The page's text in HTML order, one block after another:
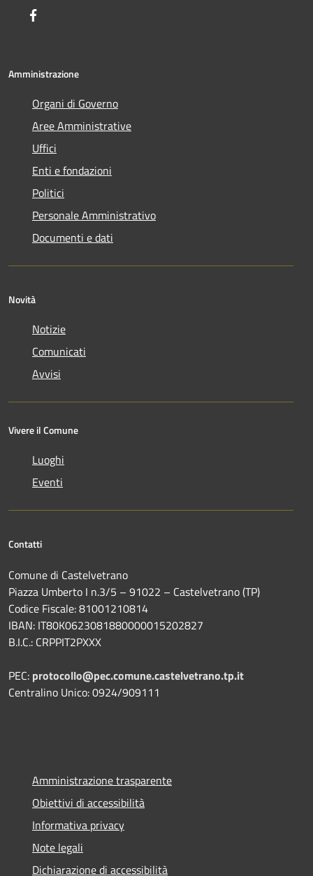
Amministrazione
Organi di Governo
Aree Amministrative
Uffici
Enti e fondazioni
Politici
Personale Amministrativo
Documenti e dati
Novità
Notizie
Comunicati
Avvisi
Vivere il Comune
Luoghi
Eventi
Contatti
Comune di Castelvetrano
Piazza Umberto I n.3/5 – 91022 – Castelvetrano (TP)
Codice Fiscale: 81001210814
IBAN: IT80K0623081880000015202827
B.I.C.: CRPPIT2PXXX
PEC: protocollo@pec.comune.castelvetrano.tp.it
Centralino Unico: 0924/909111
Amministrazione trasparente
Obiettivi di accessibilità
Informativa privacy
Note legali
Dichiarazione di accessibilità